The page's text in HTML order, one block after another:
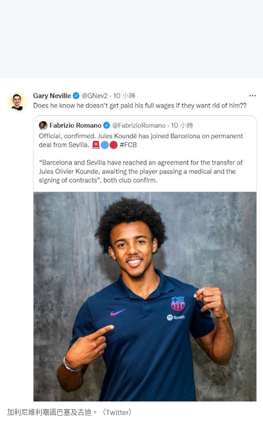
加利尼維利嘲諷巴塞及古迪。（Twitter）